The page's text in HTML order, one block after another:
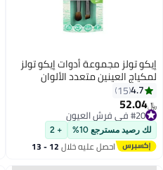
إيكو تولز مجموعة أدوات إيكو تولز
لمكياج العينين متعدد الألوان
4.7
15
﷼‏52.04
#20 في فرش العيون
#20 في فرش العيون
لك رصيد مسترجع 10% + 2
احصل عليه خلال 12 - 13